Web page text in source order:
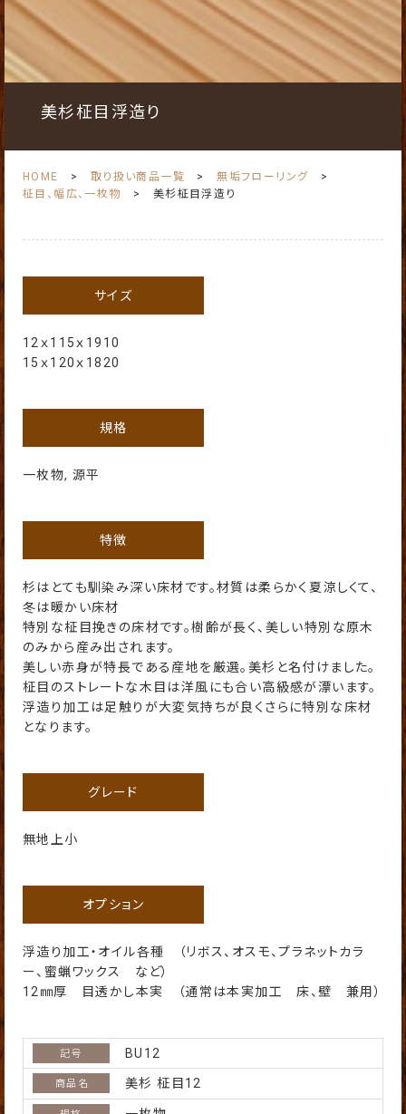
美杉柾目浮造り
HOME 取り扱い商品一覧
無垢フローリング
柾目、幅広、一枚物
美杉柾目浮造り
サイズ
12ｘ115ｘ1910
15ｘ120ｘ1820
規格
一枚物, 源平
特徴
杉はとても馴染み深い床材です。材質は柔らかく夏涼しくて、
冬は暖かい床材
特別な柾目挽きの床材です。樹齢が長く、美しい特別な原木
のみから産み出されます。
美しい赤身が特長である産地を厳選。美杉と名付けました。
柾目のストレートな木目は洋風にも合い高級感が漂います。
浮造り加工は足触りが大変気持ちが良くさらに特別な床材
となります。
グレード
無地上小
オプション
浮造り加工・オイル各種 （リボス、オスモ、プラネットカラ
ー、蜜蝋ワックス など）
12㎜厚 目透かし本実 （通常は本実加工 床、壁 兼用）
BU12
美杉 柾目12